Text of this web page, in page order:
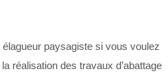
paysagiste si vous voulez
réalisation des travaux d’abattage